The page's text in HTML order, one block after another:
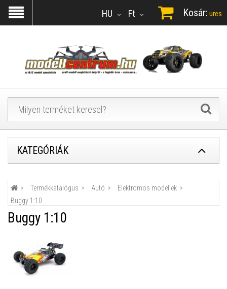
Ft
HU Kosár: üres
KATEGÓRIÁK
Termékkatalógus Autó
Elektromos modellek
Buggy 1:10
Buggy 1:10